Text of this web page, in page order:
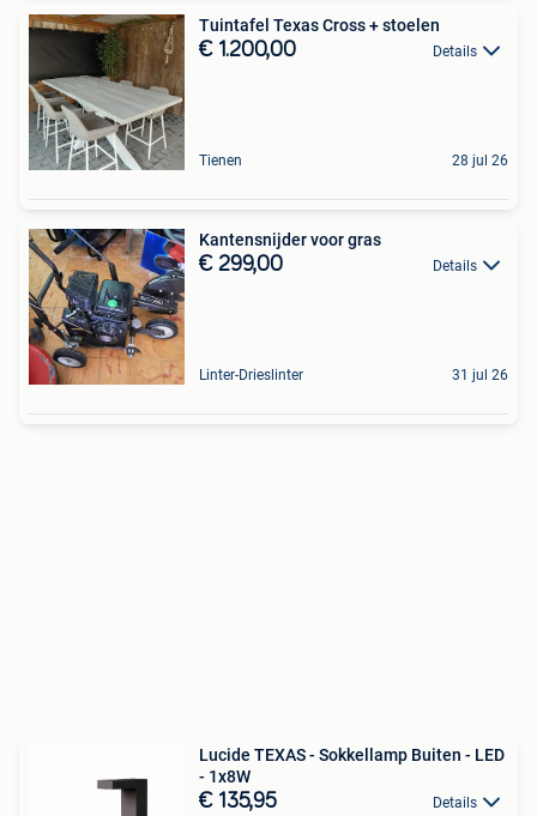
Tuintafel Texas Cross + stoelen
€ 1.200,00 Details
Tienen 28 jul 26
Kantensnijder voor gras
€ 299,00 Details
Linter-Drieslinter 31 jul 26
Lucide TEXAS - Sokkellamp Buiten - LED
- 1x8W
€ 135,95 Details